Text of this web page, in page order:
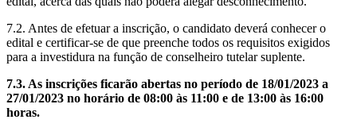
7.2. Antes de efetuar a inscrição, o candidato deverá conhecer o
edital e certificar-se de que preenche todos os requisitos exigidos
para a investidura na função de conselheiro tutelar suplente.
7.3. As inscrições ficarão abertas no período de 18/01/2023 a
27/01/2023 no horário de 08:00 às 11:00 e de 13:00 às 16:00
horas.